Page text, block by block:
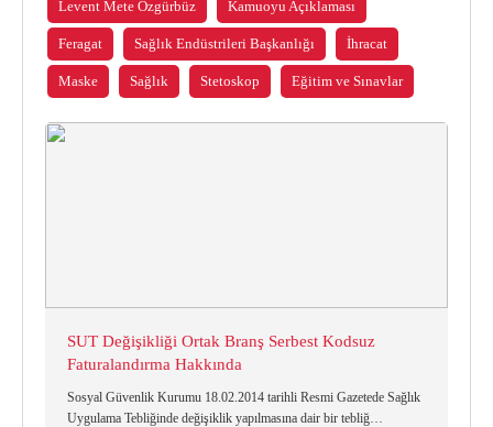
Levent Mete Özgürbüz Kamuoyu Açıklaması
Feragat Sağlık Endüstrileri Başkanlığı İhracat
Maske Sağlık Stetoskop Eğitim ve Sınavlar
SUT Değişikliği Ortak Branş Serbest Kodsuz
Faturalandırma Hakkında
Sosyal Güvenlik Kurumu 18.02.2014 tarihli Resmi Gazetede Sağlık
Uygulama Tebliğinde değişiklik yapılmasına dair bir tebliğ
Kurumsal Kimlik Kılavuzu
Üretici Firmalar
CE Yönetmeliği
Onaylanmış Kuruluşlar Hakkında Yönetmelik
4703 Sayılı Kanun
Sektörel Meslek Standartları
Tıbbi Cihazlarda Teknik Servis Mezvuatları
Bilgi Notları